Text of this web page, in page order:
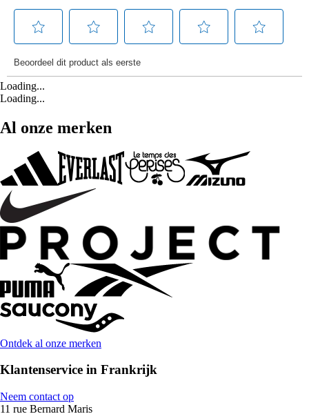
Loading...
Loading...
Al onze merken
Ontdek al onze merken
Klantenservice in Frankrijk
Neem contact op
11 rue Bernard Maris